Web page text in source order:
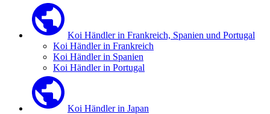
Koi Händler in Frankreich, Spanien und Portugal
Koi Händler in Frankreich
Koi Händler in Spanien
Koi Händler in Portugal
Koi Händler in Japan